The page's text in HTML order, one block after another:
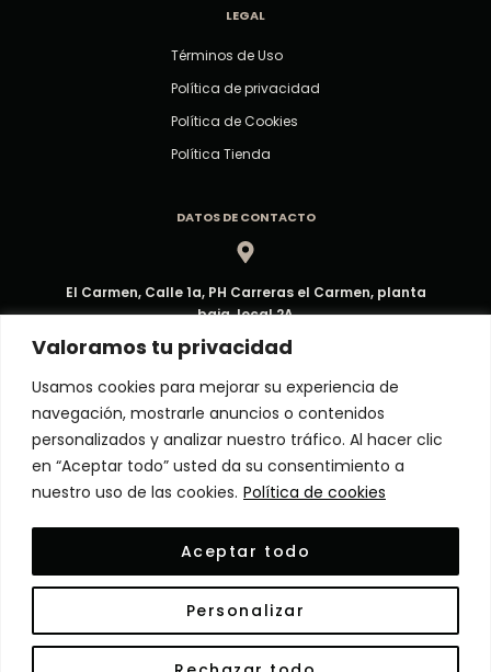
Valoramos tu privacidad
Usamos cookies para mejorar su experiencia de
navegación, mostrarle anuncios o contenidos
personalizados y analizar nuestro tráfico. Al hacer clic
en “Aceptar todo” usted da su consentimiento a
nuestro uso de las cookies. Política de cookies
Personalizar
Aceptar todo
LEGAL
Términos de Uso
Política de privacidad
Política de Cookies
Política Tienda
DATOS DE CONTACTO
El Carmen, Calle 1a, PH Carreras el Carmen, planta
baja, local 2A
Dirección
ventas@decorpma.com
Correo electrónico
Atención al Cliente
© Copyright 2024 Decor Panamá. Todos los derechos